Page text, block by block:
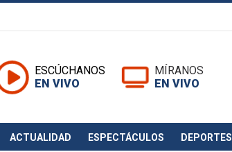
ESCÚCHANOS
EN VIVO
MÍRANOS
EN VIVO
ACTUALIDAD ESPECTÁCULOS DEPORTES